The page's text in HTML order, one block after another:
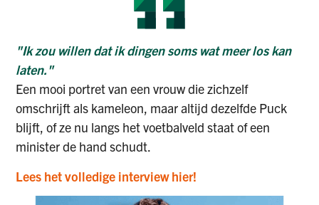
"Ik zou willen dat ik dingen soms wat meer los kan
laten."
Een mooi portret van een vrouw die zichzelf
omschrijft als kameleon, maar altijd dezelfde Puck
blijft, of ze nu langs het voetbalveld staat of een
minister de hand schudt.
Lees het volledige interview hier!